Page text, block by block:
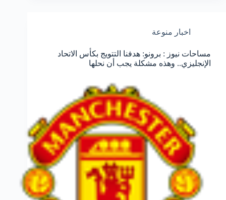
اخبار منوعة
مساحات نيوز : برونو: هدفنا التتويج بكأس الاتحاد
الإنجليزي.. وهذه مشكلة يجب أن نحلها